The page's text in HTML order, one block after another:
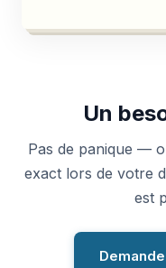
Un
Pas de panique —
exact lors de votre
est